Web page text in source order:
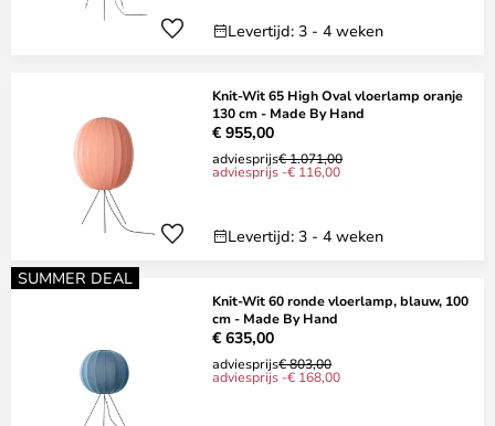
Levertijd: 3 - 4 weken
Knit-Wit 65 High Oval vloerlamp oranje
130 cm - Made By Hand
€ 955,00
adviesprijs€ 1.071,00
adviesprijs -€ 116,00
Levertijd: 3 - 4 weken
SUMMER DEAL
Knit-Wit 60 ronde vloerlamp, blauw, 100
cm - Made By Hand
€ 635,00
adviesprijs€ 803,00
adviesprijs -€ 168,00